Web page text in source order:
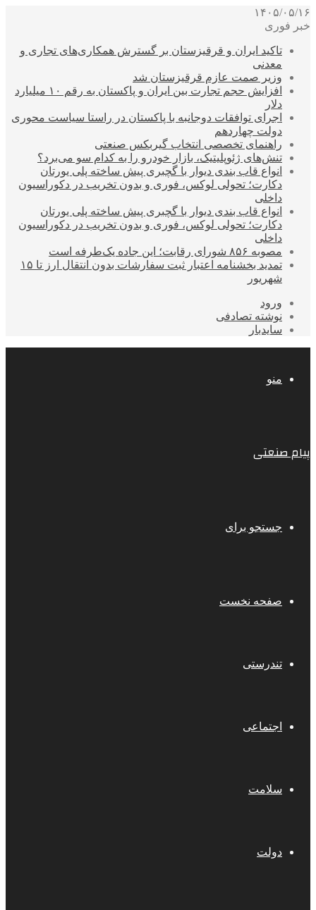
۱۴۰۵/۰۵/۱۶
خبر فوری
تاکید ایران و قرقیزستان بر گسترش همکاری‌های تجاری و
معدنی
وزیر صمت عازم قرقیزستان شد
افزایش حجم تجارت بین ایران و پاکستان به رقم ۱۰ میلیارد
دلار
اجرای توافقات دوجانبه با پاکستان در راستا سیاست محوری
دولت چهاردهم
راهنمای تخصصی انتخاب گیربکس صنعتی
تنش‌های ژئوپلیتیک، بازار خودرو را به کدام سو می‌برد؟
انواع قاب بندی دیوار با گچبری پیش ساخته پلی یورتان
دکارت؛ تحولی لوکس، فوری و بدون تخریب در دکوراسیون
داخلی
انواع قاب بندی دیوار با گچبری پیش ساخته پلی یورتان
دکارت؛ تحولی لوکس، فوری و بدون تخریب در دکوراسیون
داخلی
مصوبه ۸۵۶ شورای رقابت؛ این جاده یک‌طرفه است
تمدید بخشنامه اعتبار ثبت سفارشات بدون انتقال ارز تا ۱۵
شهریور
ورود
نوشته تصادفی
سایدبار
منو
پیام صنعتی
جستجو برای
صفحه نخست
تندرستی
اجتماعی
سلامت
دولت